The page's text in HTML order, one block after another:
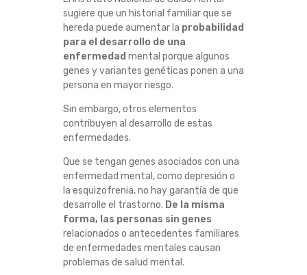
sugiere que un historial familiar que se
hereda puede aumentar la probabilidad
para el desarrollo de una
enfermedad mental porque algunos
genes y variantes genéticas ponen a una
persona en mayor riesgo.
Sin embargo, otros elementos
contribuyen al desarrollo de estas
enfermedades.
Que se tengan genes asociados con una
enfermedad mental, como depresión o
la esquizofrenia, no hay garantía de que
desarrolle el trastorno. De la misma
forma, las personas sin genes
relacionados o antecedentes familiares
de enfermedades mentales causan
problemas de salud mental.